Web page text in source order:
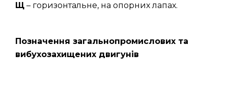
Щ – горизонтальне, на опорних лапах.
Позначення загальнопромислових та
вибухозахищених двигунів